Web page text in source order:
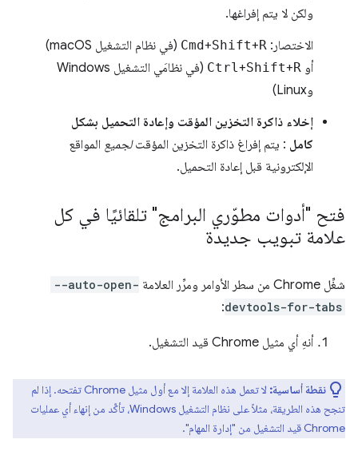
ولكن لا يتم إفراغها.
الاختصار:
Cmd+Shift+R
(في نظام التشغيل macOS)
أو
Ctrl+Shift+R
(في نظامَي التشغيل Windows
وLinux)
إخلاء ذاكرة التخزين المؤقت وإعادة التحميل بشكل
كامل : يتم إفراغ ذاكرة التخزين المؤقتلجميع المواقع
الإلكترونية قبل إعادة التحميل.
فتح "أدوات مطوّري البرامج" تلقائيًا في كل
علامة تبويب جديدة
شغِّل Chrome من سطر الأوامر ومرِّر العلامة
--auto-open-
devtools-for-tabs
:
أنهِ أي مثيل Chrome قيد التشغيل.
نقطة أساسية:
لا تعمل هذه العلامة إلا مع أول مثيل Chrome تفتحه. إذا لم
تنجح هذه الطريقة، مثلاً على نظام التشغيل Windows، تأكَّد من إنهاء أي عمليات
Chrome قيد التشغيل من "إدارة المهام".